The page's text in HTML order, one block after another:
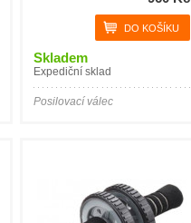
Skladem
Expediční sklad
Posilovací válec